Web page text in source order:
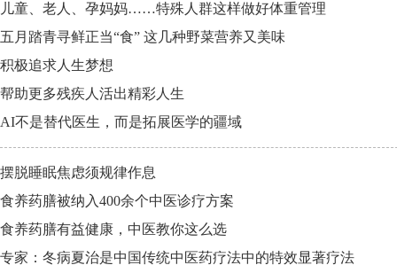
儿童、老人、孕妈妈……特殊人群这样做好体重管理
五月踏青寻鲜正当“食” 这几种野菜营养又美味
积极追求人生梦想
帮助更多残疾人活出精彩人生
AI不是替代医生，而是拓展医学的疆域
摆脱睡眠焦虑须规律作息
食养药膳被纳入400余个中医诊疗方案
食养药膳有益健康，中医教你这么选
专家：冬病夏治是中国传统中医药疗法中的特效显著疗法